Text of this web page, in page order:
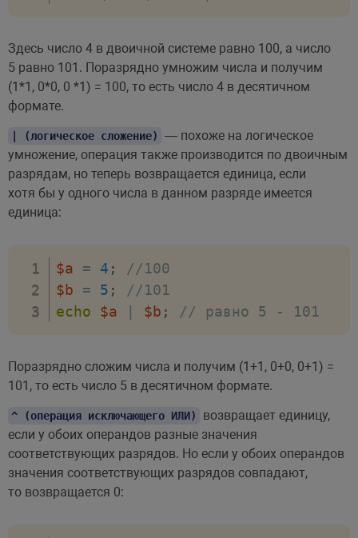
Здесь число 4 в двоичной системе равно 100, а число
5 равно 101. Поразрядно умножим числа и получим
(1*1, 0*0, 0 *1) = 100, то есть число 4 в десятичном
формате.
| (логическое сложение)
— похоже на логическое
умножение, операция также производится по двоичным
разрядам, но теперь возвращается единица, если
хотя бы у одного числа в данном разряде имеется
единица:
$a = 4 ;
//100
$b
= 5 ;
//101
echo
$a | $b ; // равно 5 - 101
Поразрядно сложим числа и получим (1+1, 0+0, 0+1) =
101, то есть число 5 в десятичном формате.
^ (операция исключающего ИЛИ)
возвращает единицу,
если у обоих операндов разные значения
соответствующих разрядов. Но если у обоих операндов
значения соответствующих разрядов совпадают,
то возвращается 0: